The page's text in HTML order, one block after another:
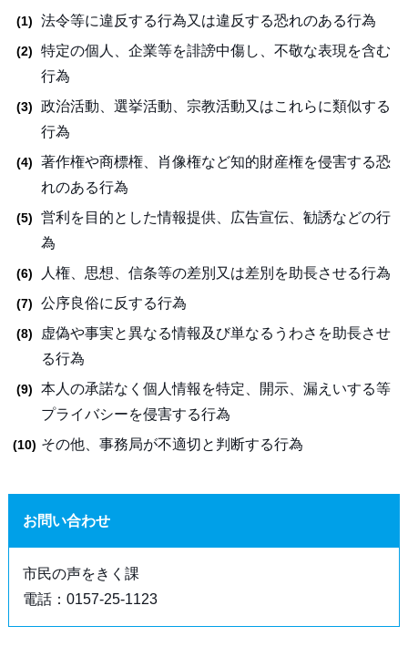
法令等に違反する行為又は違反する恐れのある行為
特定の個人、企業等を誹謗中傷し、不敬な表現を含む
行為
政治活動、選挙活動、宗教活動又はこれらに類似する
行為
著作権や商標権、肖像権など知的財産権を侵害する恐
れのある行為
営利を目的とした情報提供、広告宣伝、勧誘などの行
為
人権、思想、信条等の差別又は差別を助長させる行為
公序良俗に反する行為
虚偽や事実と異なる情報及び単なるうわさを助長させ
る行為
本人の承諾なく個人情報を特定、開示、漏えいする等
プライバシーを侵害する行為
その他、事務局が不適切と判断する行為
お問い合わせ
市民の声をきく課
電話：0157-25-1123